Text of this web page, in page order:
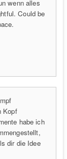
wenn alles
Could be
Kopf
habe ich
dir die Idee